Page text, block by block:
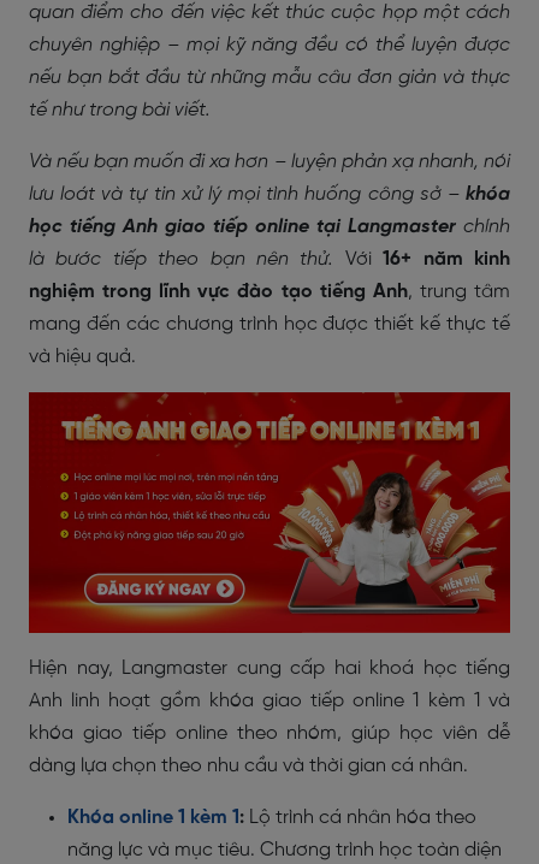
quan điểm cho đến việc kết thúc cuộc họp một cách
chuyên nghiệp – mọi kỹ năng đều có thể luyện được
nếu bạn bắt đầu từ những mẫu câu đơn giản và thực
tế như trong bài viết.
Và nếu bạn muốn đi xa hơn – luyện phản xạ nhanh, nói
lưu loát và tự tin xử lý mọi tình huống công sở – khóa
học tiếng Anh giao tiếp online tại Langmaster chính
là bước tiếp theo bạn nên thử.
Với16+ năm kinh
nghiệm trong lĩnh vực đào tạo tiếng Anh, trung tâm
mang đến các chương trình học được thiết kế thực tế
và hiệu quả.
Hiện nay, Langmaster cung cấp hai khoá học tiếng
Anh linh hoạt gồm khóa giao tiếp online 1 kèm 1 và
khóa giao tiếp online theo nhóm, giúp học viên dễ
dàng lựa chọn theo nhu cầu và thời gian cá nhân.
Khóa online 1 kèm 1 : Lộ trình cá nhân hóa theo
năng lực và mục tiêu. Chương trình học toàn diện